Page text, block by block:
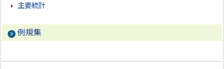
主要統計
例規集